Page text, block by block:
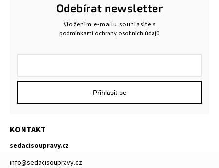
Odebírat newsletter
Vložením e-mailu souhlasíte s
podmínkami ochrany osobních údajů
Přihlásit se
KONTAKT
sedacisoupravy.cz
info@sedacisoupravy.cz